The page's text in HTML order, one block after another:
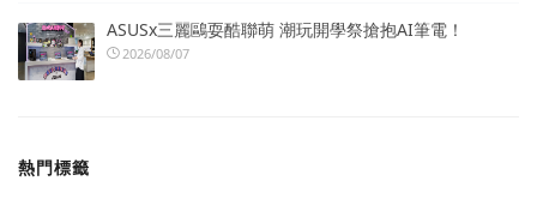
ASUSx三麗鷗耍酷聯萌 潮玩開學祭搶抱AI筆電！
2026/08/07
熱門標籤